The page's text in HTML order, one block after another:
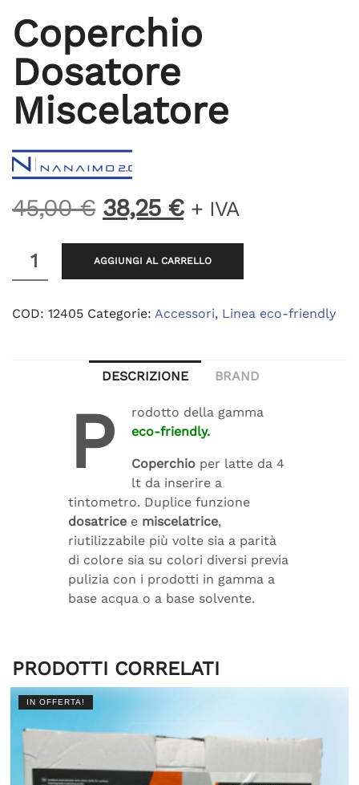
Coperchio
Dosatore
Miscelatore
45,00€ Il
originale
era:
45,00 €.
38,25 €Il
attuale
è:
38,25 €.
+ IVA
Dosatore
Miscelatore
AGGIUNGI AL CARRELLO
COD: 12405 Categorie: Accessori, Linea eco-friendly
DESCRIZIONE BRAND
P
rodotto della gamma
eco-friendly.
Coperchioper latte da 4
lt da inserire a
tintometro. Duplice funzione
dosatricee miscelatrice,
riutilizzabile più volte sia a parità
di colore sia su colori diversi previa
pulizia con i prodotti in gamma a
base acqua o a base solvente.
PRODOTTI CORRELATI
IN OFFERTA!